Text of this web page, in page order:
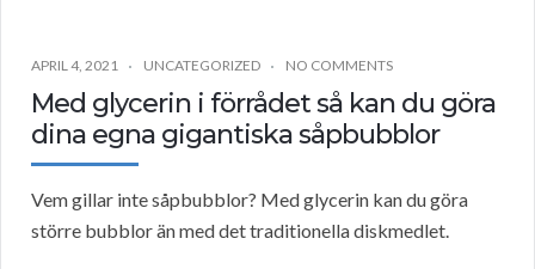
APRIL 4, 2021 UNCATEGORIZED NO COMMENTS
Med glycerin i förrådet så kan du göra
dina egna gigantiska såpbubblor
Vem gillar inte såpbubblor? Med glycerin kan du göra
större bubblor än med det traditionella diskmedlet.